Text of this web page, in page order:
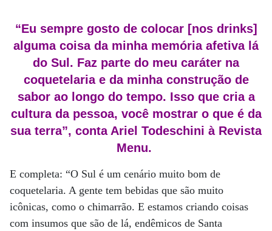
“Eu sempre gosto de colocar [nos drinks]
alguma coisa da minha memória afetiva lá
do Sul. Faz parte do meu caráter na
coquetelaria e da minha construção de
sabor ao longo do tempo. Isso que cria a
cultura da pessoa, você mostrar o que é da
sua terra”, conta Ariel Todeschini à Revista
Menu.
E completa: “O Sul é um cenário muito bom de
coquetelaria. A gente tem bebidas que são muito
icônicas, como o chimarrão. E estamos criando coisas
com insumos que são de lá, endêmicos de Santa